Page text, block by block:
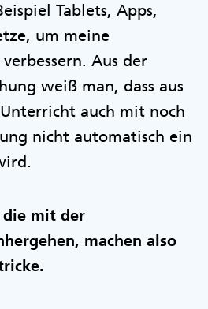
Tablets, Apps,
um meine
Aus der
weiß man, dass aus
auch mit noch
nicht automatisch ein
die mit der
machen also